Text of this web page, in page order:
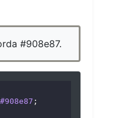
#908e87.
#908e87 ;